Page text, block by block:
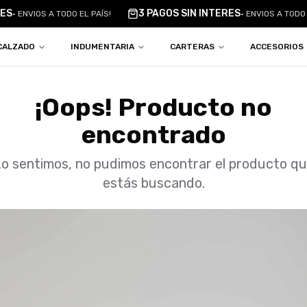
•ENVIOS A TODO EL PAÍS! 3 PAGOS SIN INTERES•ENVIOS A TODO
INDUMENTARIA CARTERAS ACCESORIOS
¡Oops! Producto no
encontrado
sentimos, no pudimos encontrar el producto
estás buscando.